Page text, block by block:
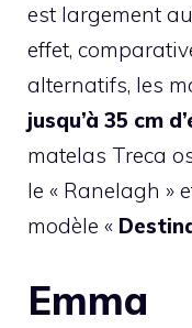
est largement
effet,
alternatifs, les
jusqu’à 35 cm
matelas Treca
le « Ranelagh »
modèle «
Emma